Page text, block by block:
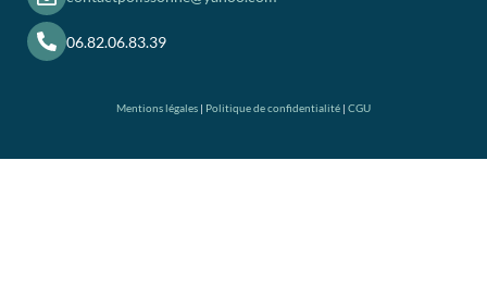
06.82.06.83.39
Mentions légales | Politique de confidentialité | CGU